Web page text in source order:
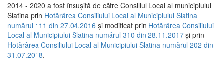
2014 - 2020 a fost însuşită de către Consiliul Local al municipiului
Slatina prin Hotărârea Consiliului Local al Municipiului Slatina
numărul 111 din 27.04.2016 și modificat prin Hotărârea Consiliului
Local al Municipiului Slatina numărul 310 din 28.11.2017 și prin
Hotărârea Consiliului Local al Municipiului Slatina numărul 202 din
31.07.2018.